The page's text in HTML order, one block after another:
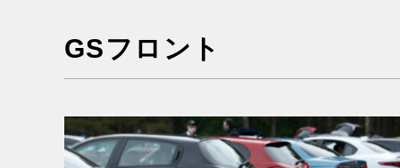
GSフロント